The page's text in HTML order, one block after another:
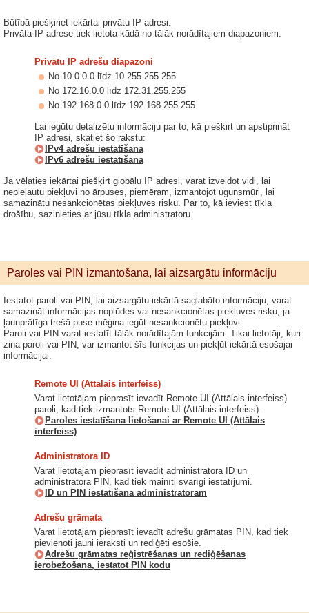
Būtībā piešķiriet iekārtai privātu IP adresi.
Privāta IP adrese tiek lietota kādā no tālāk norādītajiem diapazoniem.
Privātu IP adrešu diapazoni
No 10.0.0.0 līdz 10.255.255.255
No 172.16.0.0 līdz 172.31.255.255
No 192.168.0.0 līdz 192.168.255.255
Lai iegūtu detalizētu informāciju par to, kā piešķirt un apstiprināt
IP adresi, skatiet šo rakstu:
IPv4 adrešu iestatīšana
IPv6 adrešu iestatīšana
Ja vēlaties iekārtai piešķirt globālu IP adresi, varat izveidot vidi, lai
nepieļautu piekļuvi no ārpuses, piemēram, izmantojot ugunsmūri, lai
samazinātu nesankcionētas piekļuves risku. Par to, kā ieviest tīkla
drošību, sazinieties ar jūsu tīkla administratoru.
Paroles vai PIN izmantošana, lai aizsargātu informāciju
Iestatot paroli vai PIN, lai aizsargātu iekārtā saglabāto informāciju, varat
samazināt informācijas noplūdes vai nesankcionētas piekļuves risku, ja
ļaunprātīga trešā puse mēģina iegūt nesankcionētu piekļuvi.
Paroli vai PIN varat iestatīt tālāk norādītajām funkcijām. Tikai lietotāji, kuri
zina paroli vai PIN, var izmantot šīs funkcijas un piekļūt iekārtā esošajai
informācijai.
Remote UI (Attālais interfeiss)
Varat lietotājam pieprasīt ievadīt Remote UI (Attālais interfeiss)
paroli, kad tiek izmantots Remote UI (Attālais interfeiss).
Paroles iestatīšana lietošanai ar Remote UI (Attālais
interfeiss)
Administratora ID
Varat lietotājam pieprasīt ievadīt administratora ID un
administratora PIN, kad tiek mainīti svarīgi iestatījumi.
ID un PIN iestatīšana administratoram
Adrešu grāmata
Varat lietotājam pieprasīt ievadīt adrešu grāmatas PIN, kad tiek
pievienoti jauni ieraksti un rediģēti esošie.
Adrešu grāmatas reģistrēšanas un rediģēšanas
ierobežošana, iestatot PIN kodu